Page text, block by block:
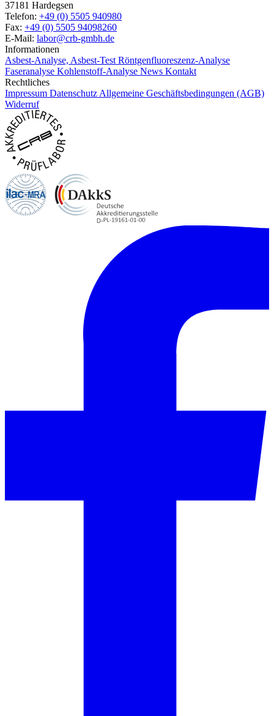
37181 Hardegsen
Telefon: +49 (0) 5505 940980
Fax: +49 (0) 5505 94098260
E-Mail: labor@crb-gmbh.de
Informationen
Asbest-Analyse, Asbest-Test Röntgenfluoreszenz-Analyse
Faseranalyse Kohlenstoff-Analyse News Kontakt
Rechtliches
Impressum Datenschutz Allgemeine Geschäftsbedingungen (AGB)
Widerruf